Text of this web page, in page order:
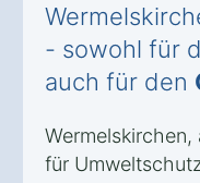
- sowohl für
auch für den
für